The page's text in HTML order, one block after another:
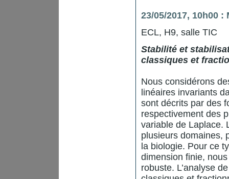
23/05/2017, 10h00 :
ECL, H9, salle TIC
Stabilité et
classiques et
Nous considérons
linéaires invariants
sont décrits par des
respectivement des
variable de Laplace.
plusieurs domaines,
la biologie. Pour ce
dimension finie,
robuste. L’analyse